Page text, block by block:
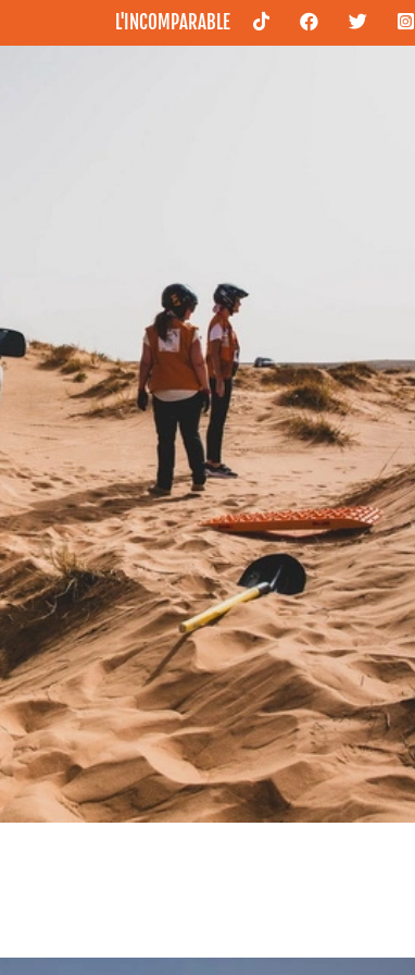
L'INCOMPARABLE